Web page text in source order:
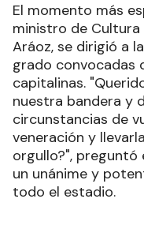
El momento más
ministro de Cultura
Aráoz, se dirigió a
grado convocadas
capitalinas.
nuestra bandera y
circunstancias de
veneración y
orgullo?", preguntó
un unánime y
todo el estadio.